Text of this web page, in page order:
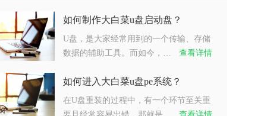
如何制作大白菜u盘启动盘？
U盘，是大家经常用到的一个传输、存储
数据的辅助工具。而如今，…
查看详情
如何进入大白菜u盘pe系统？
在U盘重装的过程中，有一个环节至关重